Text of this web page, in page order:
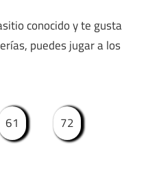
conocido y te gusta
puedes jugar a los
61 72